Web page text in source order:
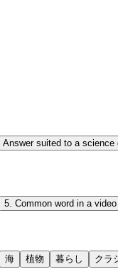
Answer suited to a science
5 Common word in a
海 植物 暮らし クラ